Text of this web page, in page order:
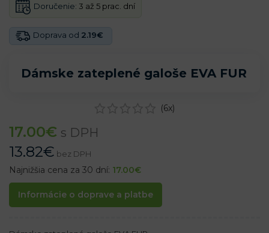
Dámske zateplené galoše EVA FUR
Doprava od 2.19€
Doručenie: 3 až 5 prac. dní
(6x)
17.00€ s DPH
13.82€ bez DPH
Najnižšia cena za 30 dní: 17.00€
Informácie o doprave a platbe